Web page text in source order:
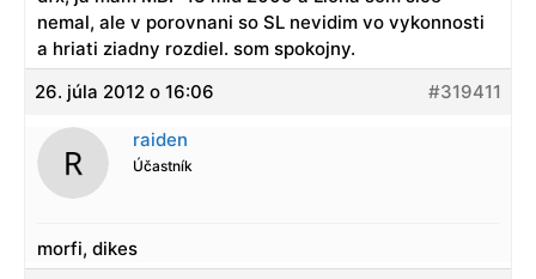
nemal, ale v porovnani so SL nevidim vo vykonnosti
a hriati ziadny rozdiel. som spokojny.
26. júla 2012 o 16:06
#319411
raiden
Účastník
morfi, dikes